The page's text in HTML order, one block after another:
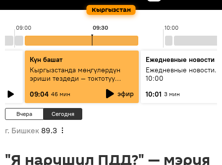
Кыргызстан
09:00 10:00
09:30
Күн башат
Кыргызстанда мөңгүлөрдүн
эриши тездеди — токтотуу
09:04 46 мин эфир
Ежедневные новости
Ежедневные новости.
10:00
10:01 3 мин
Вчера Сегодня
г. Бишкек 89.3
"Я нарушил ПДД?" — мэрия